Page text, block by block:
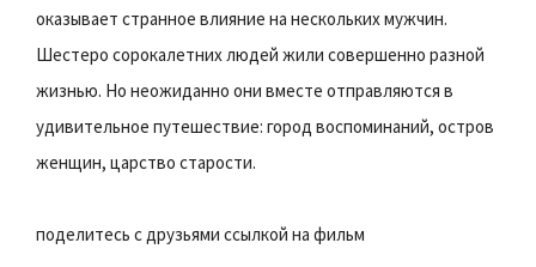
оказывает странное влияние на нескольких мужчин.
Шестеро сорокалетних людей жили совершенно разной
жизнью. Но неожиданно они вместе отправляются в
удивительное путешествие: город воспоминаний, остров
женщин, царство старости.
поделитесь с друзьями ссылкой на фильм